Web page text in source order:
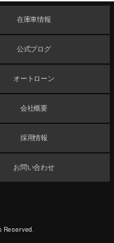
在庫車情報
公式ブログ
オートローン
会社概要
採用情報
お問い合わせ